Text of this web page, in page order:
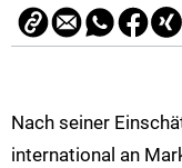
Nach seiner
international an